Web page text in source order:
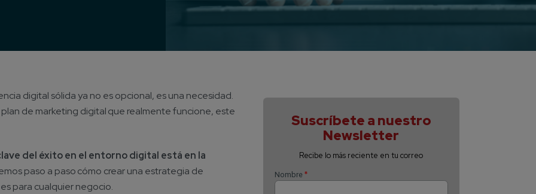
digital sólida ya no es opcional, es una necesidad.
de marketing digital que realmente funcione, este
del éxito en el entorno digital está en la
paso a paso cómo crear una estrategia de
para cualquier negocio.